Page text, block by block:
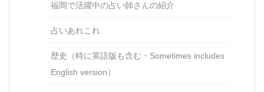
福岡で活躍中の占い師さんの紹介
占いあれこれ
歴史（時に英語版も含む・Sometimes includes
English version）